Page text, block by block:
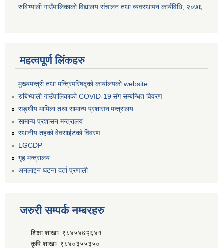
रुबिभ्याली गाउँपालिकाको विद्यालय संचालन तथा व्यवस्थापन कार्यविधि, २०७६
महत्वपूर्ण लिंकहरु
मुख्यमन्त्री तथा मन्त्रिपरिषद्को कार्यालयको website
रुबिभ्याली गाउँपालिकाको COVID-19 संग सम्बन्धित विवरण
सङ्‍घीय मामिला तथा सामान्य प्रशासन मन्त्रालय
सामान्य प्रशासन मन्त्रालय
स्थानीय तहको वेवसाईटको विवरण
LGCDP
गृह मन्त्रालय
अनलाइन घटना दर्ता प्रणाली
जरुरी सम्पर्क नम्बरहरु
शिक्षा शाखाः ९८४५४७२६४१
कृषि शाखाः ९८४०३५५३५०